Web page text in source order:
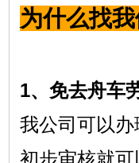
为什么找
1、免去舟车
我公司可以
初步审核就可